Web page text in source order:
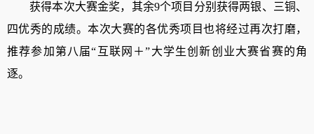
获得本次大赛金奖，其余9个项目分别获得两银、三铜、
四优秀的成绩。本次大赛的各优秀项目也将经过再次打磨，
推荐参加第八届“互联网＋”大学生创新创业大赛省赛的角
逐。